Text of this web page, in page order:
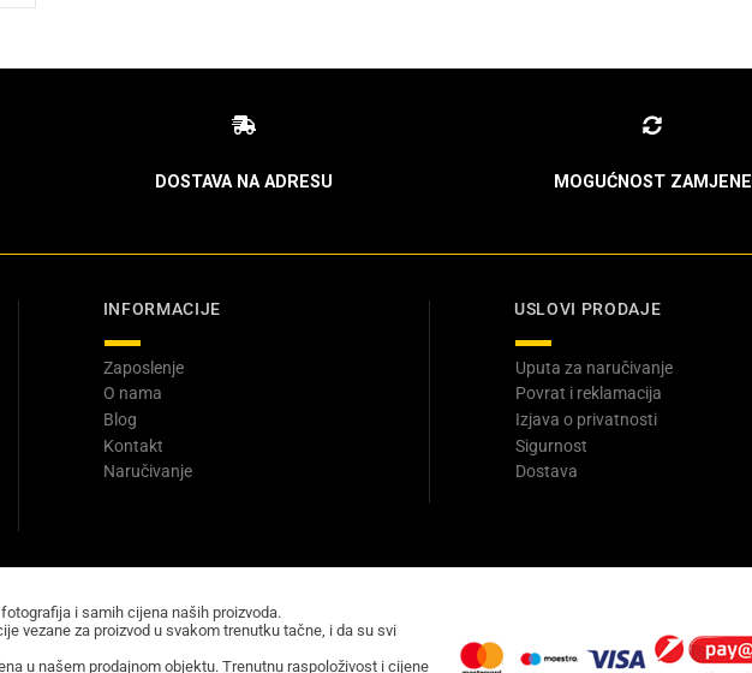
DOSTAVA NA ADRESU MOGUĆNOST ZAMJENE
INFORMACIJE
Zaposlenje
O nama
Blog
Kontakt
Naručivanje
USLOVI PRODAJE
Uputa za naručivanje
Povrat i reklamacija
Izjava o privatnosti
Sigurnost
Dostava
i samih cijena naših proizvoda.
vezane za proizvod u svakom trenutku tačne, i da su svi
u našem prodajnom objektu. Trenutnu raspoloživost i cijene